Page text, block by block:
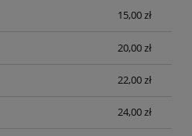
15,00 zł
20,00 zł
22,00 zł
24,00 zł